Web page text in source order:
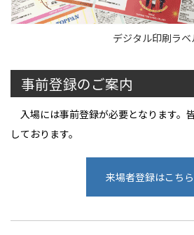
デジタル印刷ラベ
事前登録のご案内
入場には事前登録が必要となります。
しております。
来場者登録はこちら